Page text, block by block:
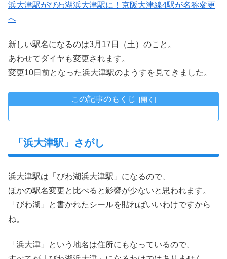
浜大津駅がびわ湖浜大津駅に！京阪大津線4駅が名称変更
へ
新しい駅名になるのは3月17日（土）のこと。
あわせてダイヤも変更されます。
変更10日前となった浜大津駅のようすを見てきました。
この記事のもくじ
「浜大津駅」さがし
浜大津駅は「びわ湖浜大津駅」になるので、
ほかの駅名変更と比べると影響が少ないと思われます。
「びわ湖」と書かれたシールを貼ればいいわけですから
ね。
「浜大津」という地名は住所にもなっているので、